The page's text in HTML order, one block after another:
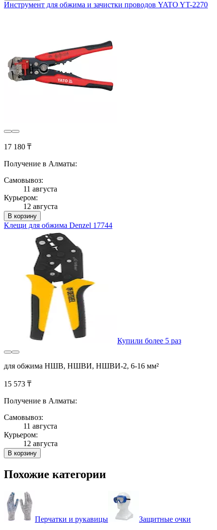
Инструмент для обжима и зачистки проводов YATO YT-2270
17 180 ₸
Получение в Алматы:
Самовывоз:
11 августа
Курьером:
12 августа
В корзину
Клещи для обжима Denzel 17744
Купили более 5 раз
для обжима НШВ, НШВИ, НШВИ-2, 6-16 мм²
15 573 ₸
Получение в Алматы:
Самовывоз:
11 августа
Курьером:
12 августа
В корзину
Похожие категории
Перчатки и рукавицы Защитные очки